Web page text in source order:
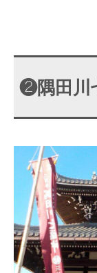
❷隅田川